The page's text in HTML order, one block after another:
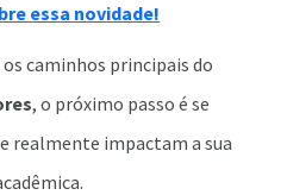
essa novidade!
caminhos principais do
, o próximo passo é se
realmente impactam a sua